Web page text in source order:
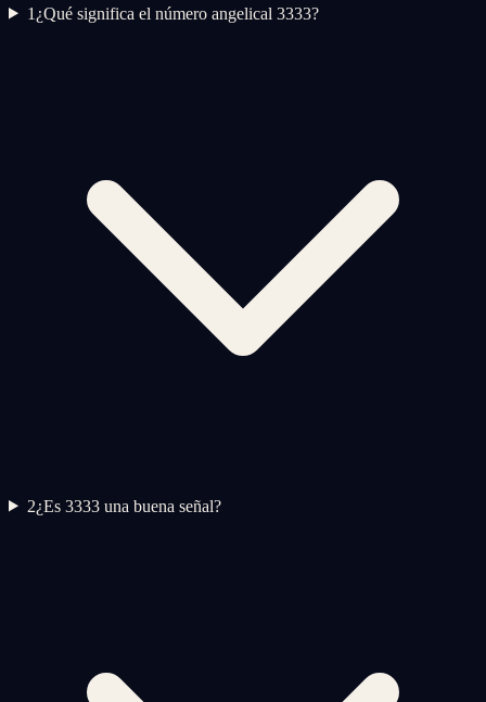
1 ¿Qué significa el número angelical 3333?
2¿Es 3333 una buena señal?